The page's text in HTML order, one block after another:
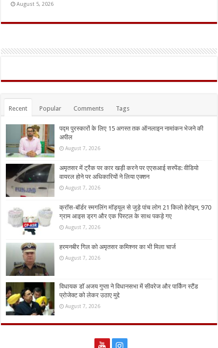
August 5, 2026
Recent Popular Comments Tags
पद्म पुरस्कारों के लिए 15 अगस्त तक ऑनलाइन नामांकन भेजने की
अपील
August 7, 2026
अमृतसर में ट्रैक पर कार खड़ी करने पर एएसआई सस्पेंड: वीडियो
वायरल होने पर अधिकारियों ने लिया एक्शन
August 7, 2026
क्रॉस-बॉर्डर स्मगलिंग मॉड्यूल से जुड़े पांच लोग 21 किलो हेरोइन, 970
ग्राम आइस ड्रग और एक पिस्टल के साथ पकड़े गए
August 7, 2026
हरमनबीर गिल को अमृतसर कमिश्नर का भी मिला चार्ज
August 7, 2026
विधायक डॉ अजय गुप्ता ने विधानसभा में सीवरेज और पार्किंग स्टैंड
प्रोजेक्ट को लेकर उठाए मुद्दे
August 7, 2026